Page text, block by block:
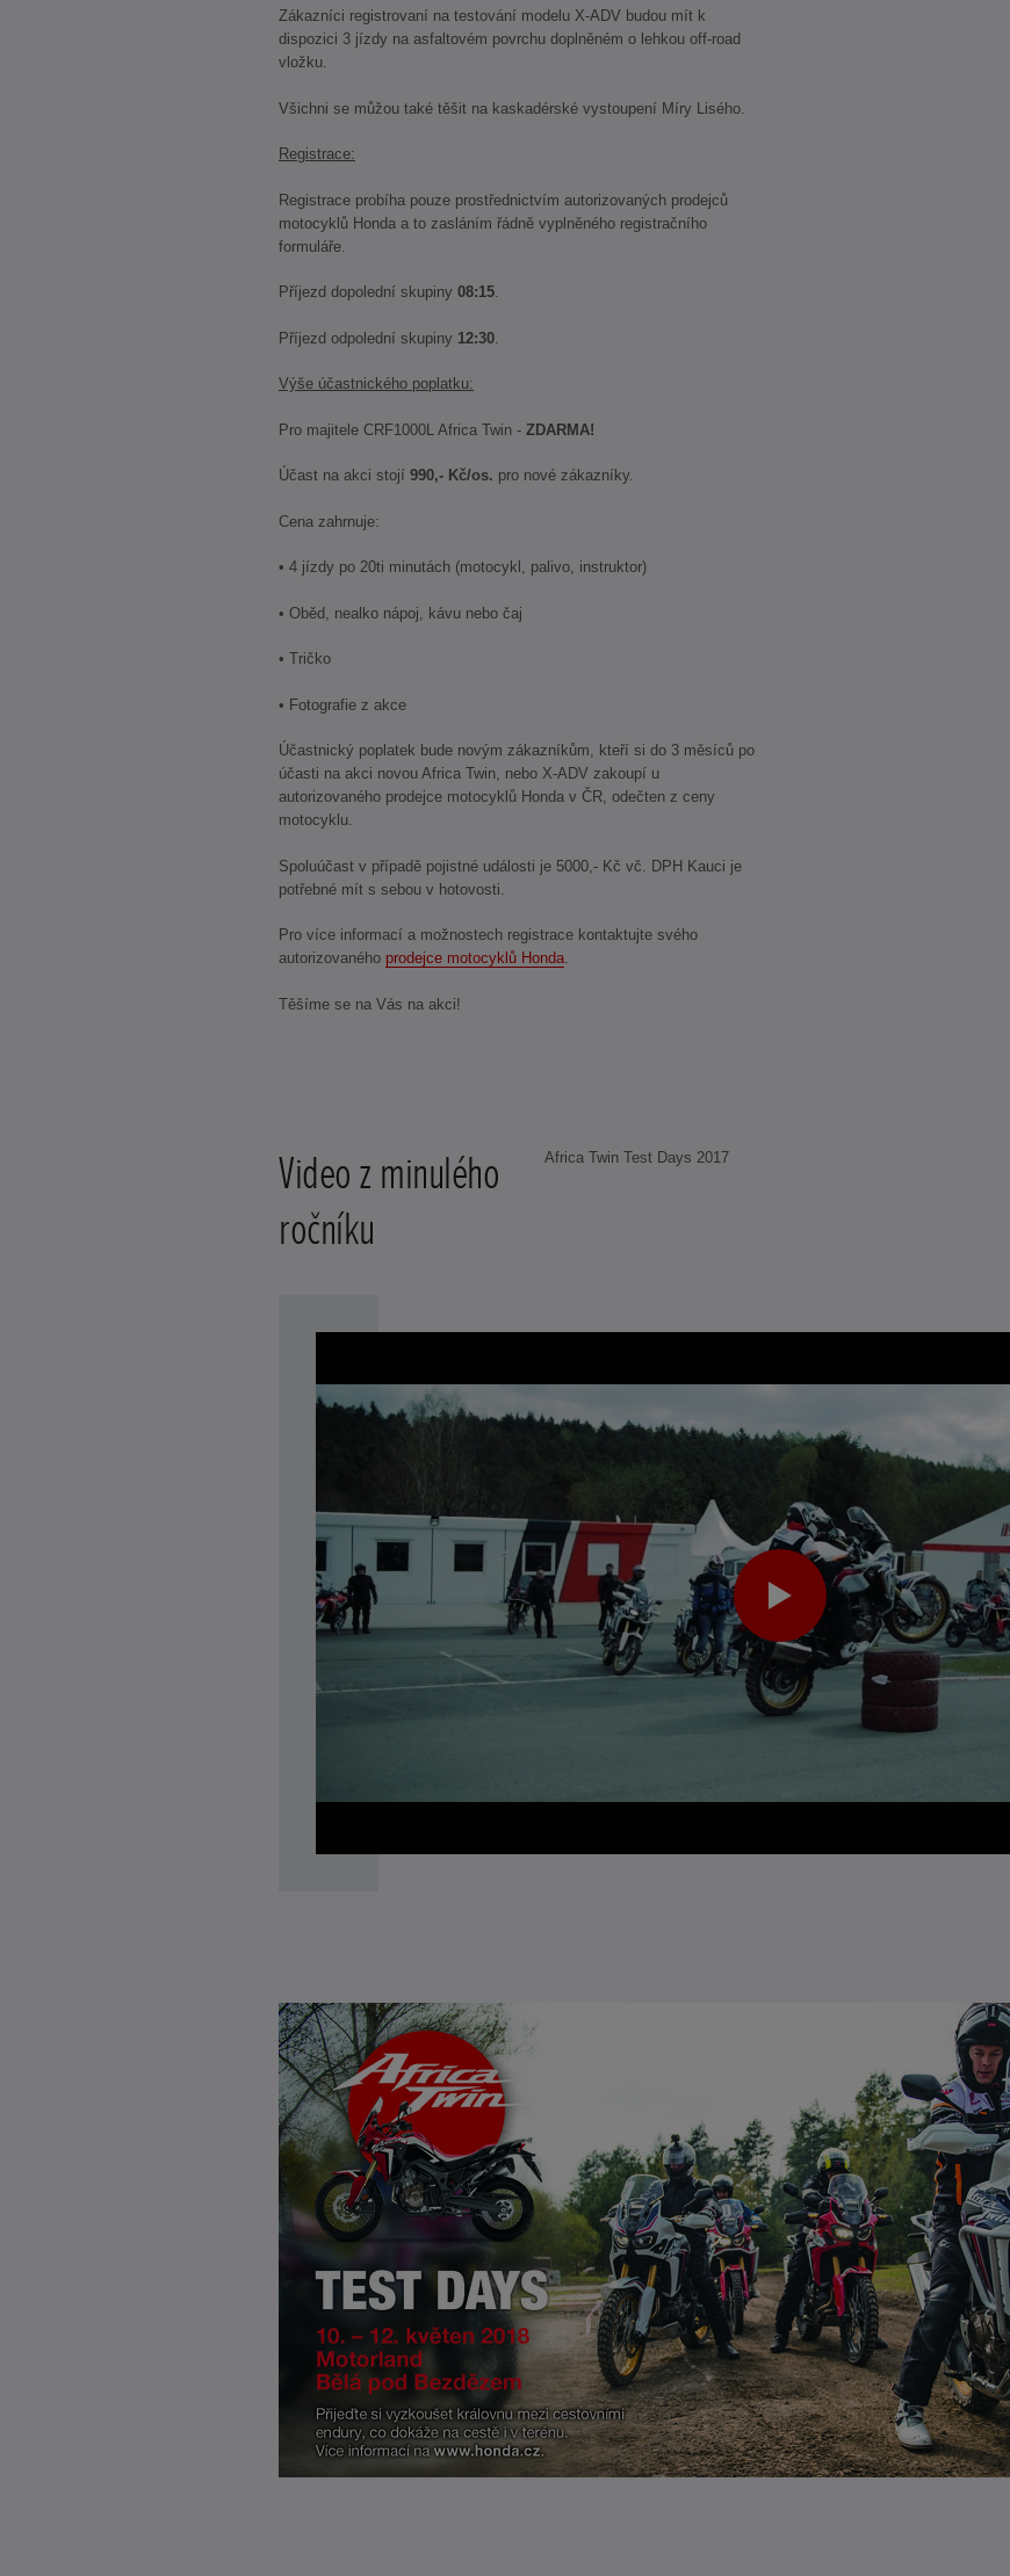
Zákazníci registrovaní na testování modelu X-ADV budou mít k
dispozici 3 jízdy na asfaltovém povrchu doplněném o lehkou off-road
vložku.
Všichni se můžou také těšit na kaskadérské vystoupení Míry Lisého.
Registrace:
Registrace probíha pouze prostřednictvím autorizovaných prodejců
motocyklů Honda a to zasláním řádně vyplněného registračního
formuláře.
Příjezd dopolední skupiny 08:15.
Příjezd odpolední skupiny 12:30
Výše účastnického poplatku:
Pro majitele CRF1000L Africa Twin - ZDARMA!
Účast na akci stojí 990,- Kč/os. pro nové zákazníky.
Cena zahrnuje:
• 4 jízdy po 20ti minutách (motocykl, palivo, instruktor)
• Oběd, nealko nápoj, kávu nebo čaj
• Tričko
• Fotografie z akce
Účastnický poplatek bude novým zákazníkům, kteří si do 3 měsíců po
účasti na akci novou Africa Twin, nebo X-ADV zakoupí u
autorizovaného prodejce motocyklů Honda v ČR, odečten z ceny
motocyklu.
Spoluúčast v případě pojistné události je 5000,- Kč vč. DPH Kauci je
potřebné mít s sebou v hotovosti.
Pro více informací a možnostech registrace kontaktujte svého
autorizovaného prodejce motocyklů Honda.
Těšíme se na Vás na akci!
Video z minulého
ročníku
Africa Twin Test Days 2017